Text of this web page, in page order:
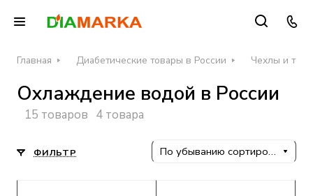
Главная Диабетические товары в России Чехлы и
Охлаждение водой в России
15 товаров 4 товара
ФИЛЬТР По убыванию сортировки